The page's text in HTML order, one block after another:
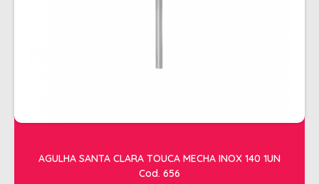
AGULHA SANTA CLARA TOUCA MECHA INOX 140 1UN
Cod. 656